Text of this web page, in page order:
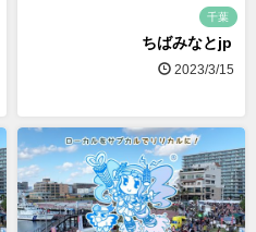
千葉
ちばみなとjp
2023/3/15